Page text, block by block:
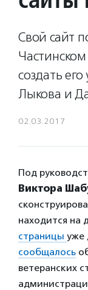
Свой сайт
создать
Лыкова и
02.03.2017
Под
Виктора
находится на
страницы уже
сообщалось
ветеранских